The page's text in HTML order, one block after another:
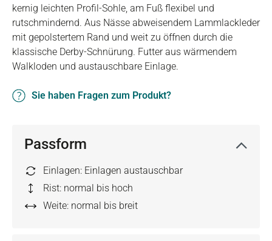
kernig leichten Profil-Sohle, am Fuß flexibel und
rutschmindernd. Aus Nässe abweisendem Lammlackleder
mit gepolstertem Rand und weit zu öffnen durch die
klassische Derby-Schnürung. Futter aus wärmendem
Walkloden und austauschbare Einlage.
Sie haben Fragen zum Produkt?
Passform
Einlagen: Einlagen austauschbar
Rist: normal bis hoch
Weite: normal bis breit